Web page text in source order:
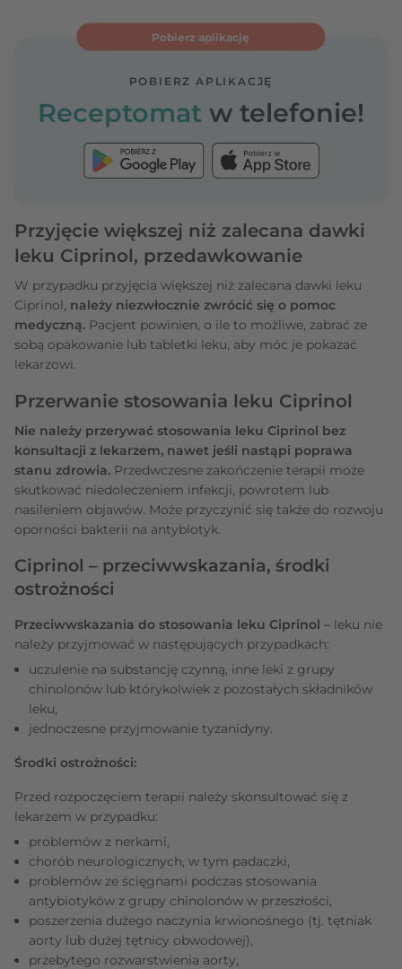
Pobierz aplikację
POBIERZ APLIKACJĘ
Receptomat w telefonie!
Przyjęcie większej niż zalecana dawki
leku Ciprinol, przedawkowanie
W przypadku przyjęcia większej niż zalecana dawki leku
Ciprinol, należy niezwłocznie zwrócić się o pomoc
medyczną. Pacjent powinien, o ile to możliwe, zabrać ze
sobą opakowanie lub tabletki leku, aby móc je pokazać
lekarzowi.
Przerwanie stosowania leku Ciprinol
Nie należy przerywać stosowania leku Ciprinol bez
konsultacji z lekarzem, nawet jeśli nastąpi poprawa
stanu zdrowia. Przedwczesne zakończenie terapii może
skutkować niedoleczeniem infekcji, powrotem lub
nasileniem objawów. Może przyczynić się także do rozwoju
oporności bakterii na antybiotyk.
Ciprinol – przeciwwskazania, środki
ostrożności
Przeciwwskazania do stosowania leku Ciprinol – leku nie
należy przyjmować w następujących przypadkach:
uczulenie na substancję czynną, inne leki z grupy
chinolonów lub którykolwiek z pozostałych składników
leku,
jednoczesne przyjmowanie tyzanidyny.
Środki ostrożności:
Przed rozpoczęciem terapii należy skonsultować się z
lekarzem w przypadku:
problemów z nerkami,
chorób neurologicznych, w tym padaczki,
problemów ze ścięgnami podczas stosowania
antybiotyków z grupy chinolonów w przeszłości,
poszerzenia dużego naczynia krwionośnego (tj. tętniak
aorty lub dużej tętnicy obwodowej),
przebytego rozwarstwienia aorty,